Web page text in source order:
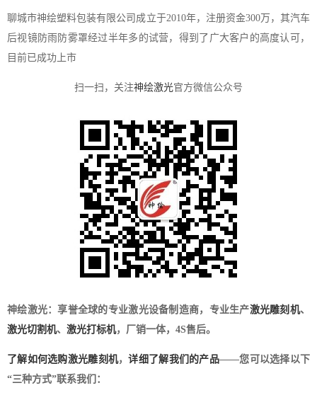
聊城市神绘塑料包装有限公司成立于2010年，注册资金300万，其汽车
后视镜防雨防雾罩经过半年多的试营，得到了广大客户的高度认可，
目前已成功上市
扫一扫，关注神绘激光官方微信公众号
神绘激光：享誉全球的专业激光设备制造商，专业生产激光雕刻机、
激光切割机、 激光打标机，厂销一体，4S售后。
了解如何选购激光雕刻机，详细了解我们的产品——您可以选择以下
“三种方式”联系我们：